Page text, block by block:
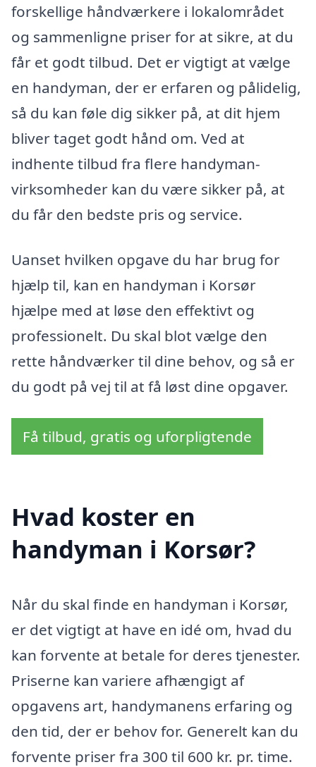
forskellige håndværkere i lokalområdet
og sammenligne priser for at sikre, at du
får et godt tilbud. Det er vigtigt at vælge
en handyman, der er erfaren og pålidelig,
så du kan føle dig sikker på, at dit hjem
bliver taget godt hånd om. Ved at
indhente tilbud fra flere handyman-
virksomheder kan du være sikker på, at
du får den bedste pris og service.
Uanset hvilken opgave du har brug for
hjælp til, kan en handyman i Korsør
hjælpe med at løse den effektivt og
professionelt. Du skal blot vælge den
rette håndværker til dine behov, og så er
du godt på vej til at få løst dine opgaver.
Få tilbud, gratis og uforpligtende
Hvad koster en
handyman i Korsør?
Når du skal finde en handyman i Korsør,
er det vigtigt at have en idé om, hvad du
kan forvente at betale for deres tjenester.
Priserne kan variere afhængigt af
opgavens art, handymanens erfaring og
den tid, der er behov for. Generelt kan du
forvente priser fra 300 til 600 kr. pr. time.